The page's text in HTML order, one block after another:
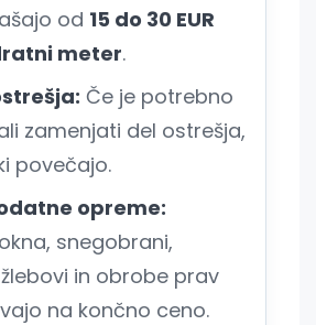
od 15 do 30 EUR
meter.
Če je potrebno
zamenjati del ostrešja,
povečajo.
opreme:
snegobrani,
in obrobe prav
na končno ceno.